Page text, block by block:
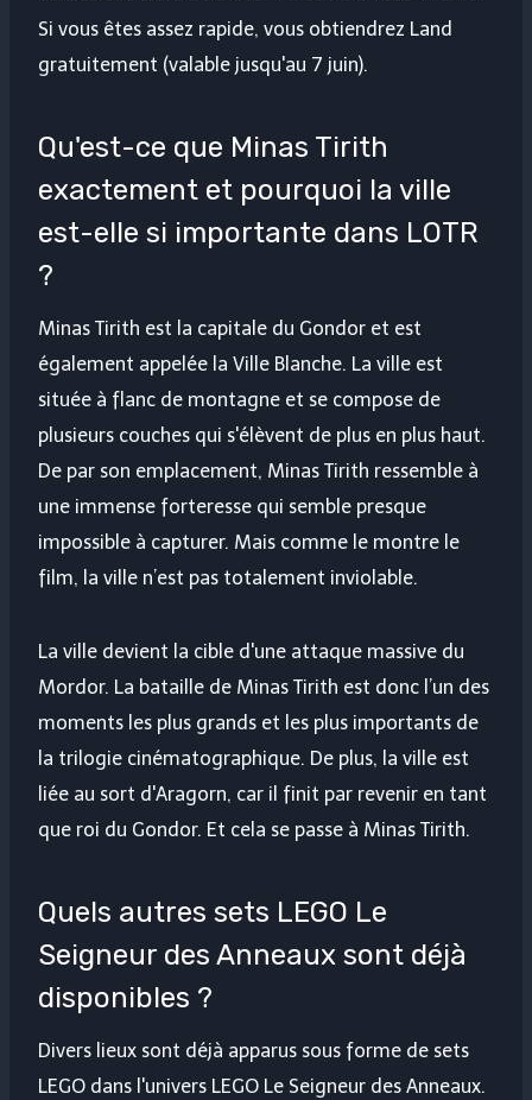
Si vous êtes assez rapide, vous obtiendrez Land
gratuitement (valable jusqu'au 7 juin).
Qu'est-ce que Minas Tirith
exactement et pourquoi la ville
est-elle si importante dans LOTR
?
Minas Tirith est la capitale du Gondor et est
également appelée la Ville Blanche. La ville est
située à flanc de montagne et se compose de
plusieurs couches qui s'élèvent de plus en plus haut.
De par son emplacement, Minas Tirith ressemble à
une immense forteresse qui semble presque
impossible à capturer. Mais comme le montre le
film, la ville n’est pas totalement inviolable.
La ville devient la cible d'une attaque massive du
Mordor. La bataille de Minas Tirith est donc l’un des
moments les plus grands et les plus importants de
la trilogie cinématographique. De plus, la ville est
liée au sort d'Aragorn, car il finit par revenir en tant
que roi du Gondor. Et cela se passe à Minas Tirith.
Quels autres sets LEGO Le
Seigneur des Anneaux sont déjà
disponibles ?
Divers lieux sont déjà apparus sous forme de sets
LEGO dans l'univers LEGO Le Seigneur des Anneaux.